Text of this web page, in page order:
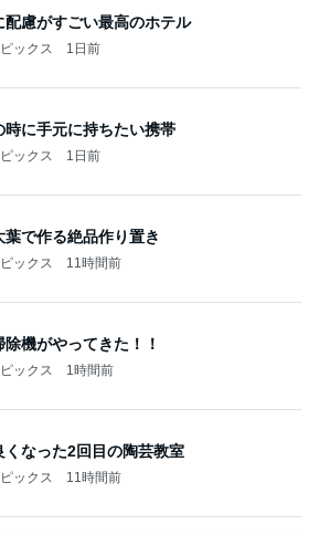
配慮がすごい最高のホテル
ックス 1日前
時に手元に持ちたい携帯
ックス 1日前
葉で作る絶品作り置き
ックス 11時間前
除機がやってきた！！
ックス 1時間前
くなった2回目の陶芸教室
ックス 11時間前